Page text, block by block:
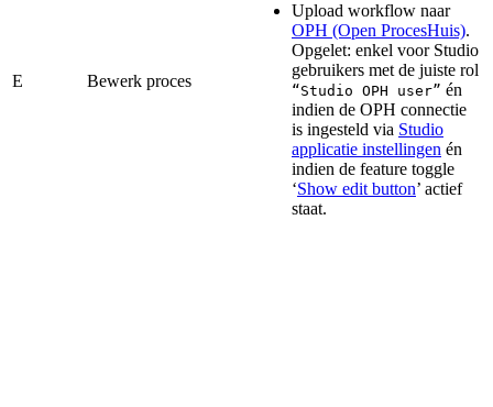
E Bewerk proces
Upload workflow naar
OPH (Open ProcesHuis).
Opgelet: enkel voor Studio
gebruikers met de juiste rol
“Studio OPH user” én
indien de OPH connectie
is ingesteld via Studio
applicatie instellingen én
indien de feature toggle
‘Show edit button’ actief
staat.